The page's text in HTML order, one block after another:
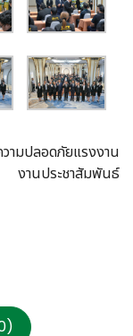
ามปลอดภัยแรงงาน
งานประชาสัมพันธ์
)